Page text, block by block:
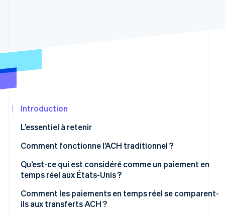
Climate
Vérification de l'identité
Stripe Sessions 2026
Découvrez comment Stripe construit l’infrastructure
Introduction
L’essentiel à retenir
Comment fonctionne l’ACH traditionnel ?
Qu’est-ce qui est considéré comme un paiement en
temps réel aux États-Unis ?
Le réseau Real-Time Payments
Comment les paiements en temps réel se comparent-
ils aux transferts ACH ?